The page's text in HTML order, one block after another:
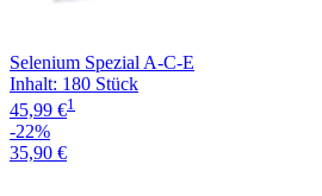
Selenium Spezial A-C-E
Inhalt: 180 Stück
45,99 €1
-22%
35,90 €